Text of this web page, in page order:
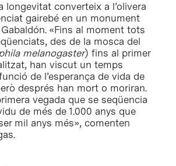
longevitat converteix a l’olivera
gairebé en un monument
«Fins al moment tots
des de la mosca del
melanogaster) fins al primer
han viscut un temps
de l’esperança de vida de
després han mort o moriran.
vegada que se seqüencia
de més de 1.000 anys que
mil anys més», comenten